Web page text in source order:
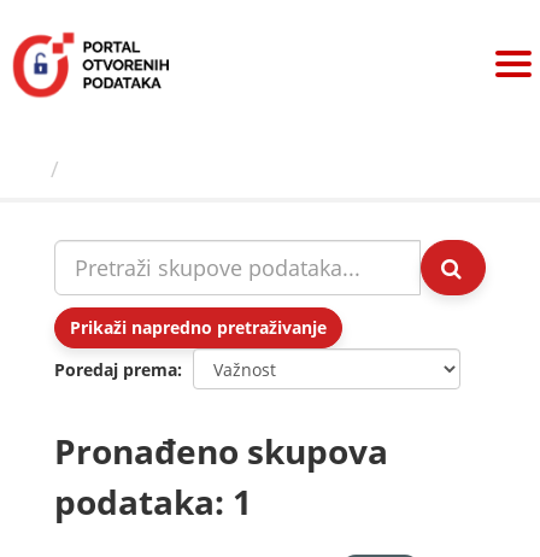
sadržaj
Prikaži napredno pretraživanje
Poredaj prema
Pronađeno skupova
podataka: 1